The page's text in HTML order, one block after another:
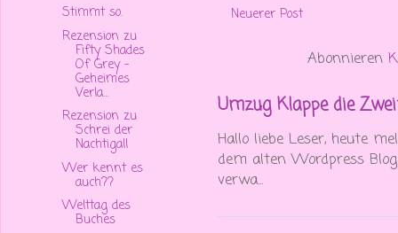
Neuerer Post
Abonnieren
Umzug Klappe die
Hallo liebe Leser, heute
dem alten Wordpress
verwa...
Stimmt so.
Rezension zu
Fifty Shades
Of Grey -
Geheimes
Verla...
Rezension zu
Schrei der
Nachtigall
Wer kennt es
auch??
Welttag des
Buches